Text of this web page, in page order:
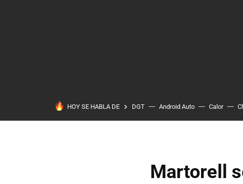
HOY SE HABLA DE DGT Android Auto Calor
Martorell